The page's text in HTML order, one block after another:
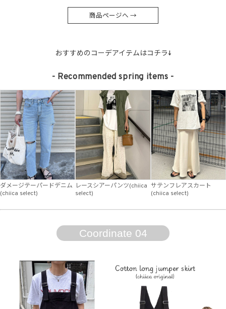
商品ページへ →
おすすめのコーデアイテムはコチラ↓
- Recommended spring items -
ダメージテーパードデニム
(chiica select)
レースシアーパンツ(chiica
select)
サテンフレアスカート
(chiica select)
Coordinate 04